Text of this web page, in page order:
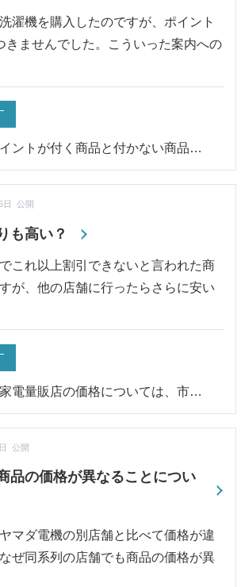
濯機を購入したのですが、ポイント
きませんでした。こういった案内への
ントが付く商品と付かない商品…
も高い？
日 公開
これ以上割引できないと言われた商
が、他の店舗に行ったらさらに安い
電量販店の価格については、市…
品の価格が異なることについ
公開
マダ電機の別店舗と比べて価格が違
ぜ同系列の店舗でも商品の価格が異